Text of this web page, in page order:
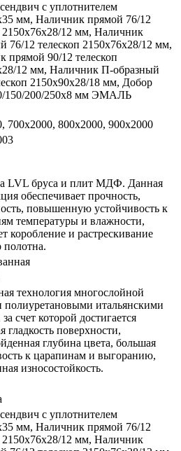
с уплотнителем
мм, Наличник прямой 76/12
2150х76х28/12 мм, Наличник
76/12 телескоп 2150х76х28/12 мм,
прямой 90/12 телескоп
12 мм, Наличник П-образный
2150х90х28/18 мм, Добор
150/200/250х8 мм ЭМАЛЬ
700x2000, 800x2000, 900x2000
LVL бруса и плит МДФ. Данная
обеспечивает прочность,
повышенную устойчивость к
температуры и влажности,
коробление и растрескивание
полотна.
технология многослойной
полиуретановыми итальянскими
счет которой достигается
гладкость поверхности,
глубина цвета, большая
к царапинам и выгоранию,
износостойкость.
с уплотнителем
мм, Наличник прямой 76/12
2150х76х28/12 мм, Наличник